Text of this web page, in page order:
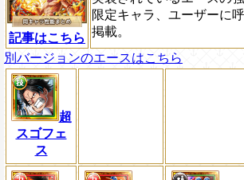
記事はこちら
限定キャラ、ユーザーに
掲載。
別バージョンのエースはこちら
超
スゴフェ
ス